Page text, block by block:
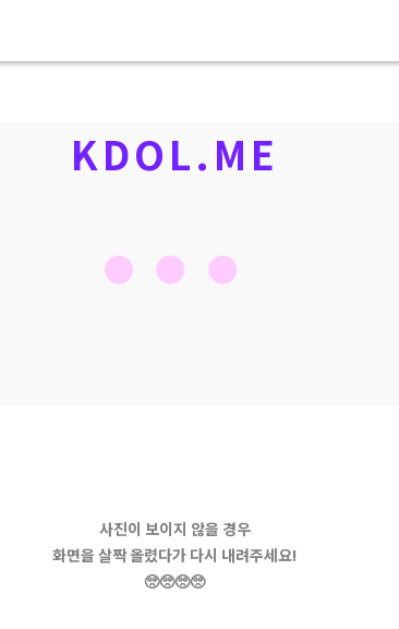
KDOL.ME
사진이 보이지 않을 경우
화면을 살짝 올렸다가 다시 내려주세요!
🥺🥺🥺🥺